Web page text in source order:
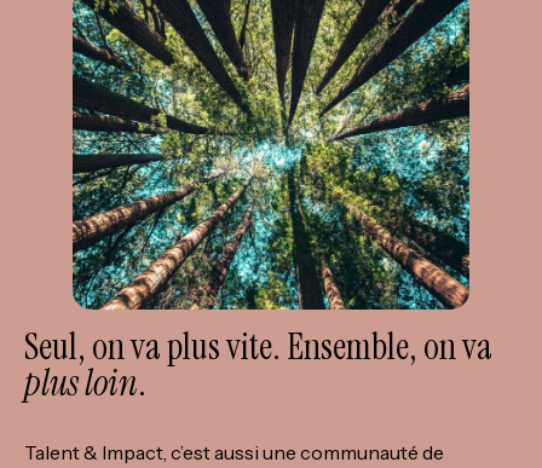
Seul, on va plus vite. Ensemble, on va
plus loin.
Talent & Impact, c’est aussi une communauté de